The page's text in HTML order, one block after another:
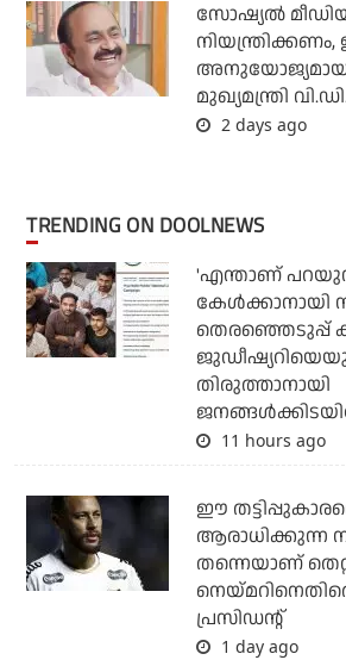
സോഷ്യല്‍
മുഖ്യമന്ത്രി
2 days ago
TRENDING ON DOOLNEWS
'എന്താണ്
കേള്‍ക്കാനായി
തെരഞ്ഞെടുപ്പ്
തിരുത്താനായി
11 hours ago
ഈ
ആരാധിക്കുന്ന
തന്നെയാണ്
പ്രസിഡന്റ്
1 day ago